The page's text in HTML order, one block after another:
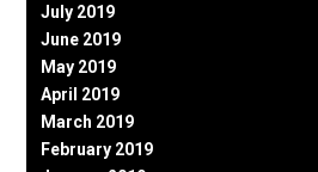
July 2019
June 2019
May 2019
April 2019
March 2019
February 2019